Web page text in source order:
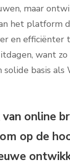
maar
het platform
en efficiënter
want
solide basis als
online
op de